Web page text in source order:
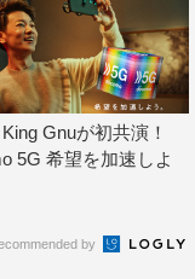
Gnuが初共演！
5G 希望を加速しよ
by